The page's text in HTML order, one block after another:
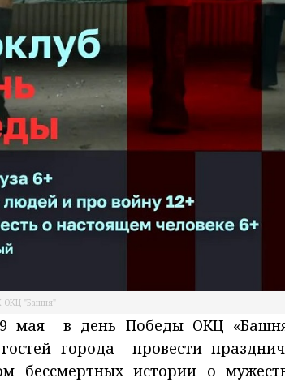
ОКЦ "Башня"
мая в день Победы ОКЦ
города провести
истории о